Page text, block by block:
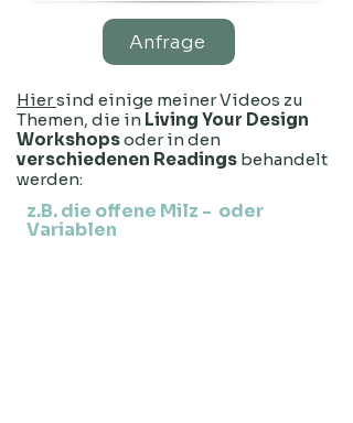
Anfrage
Hiersind einige meiner Videos zu
Themen, die in Living Your Design
Workshopsoder in den
verschiedenen Readings behandelt
werden:
z.B. die offene Milz - oder
Variablen